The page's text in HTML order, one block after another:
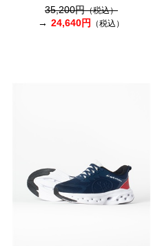
35,200円（税込）
24,640円 （税込）